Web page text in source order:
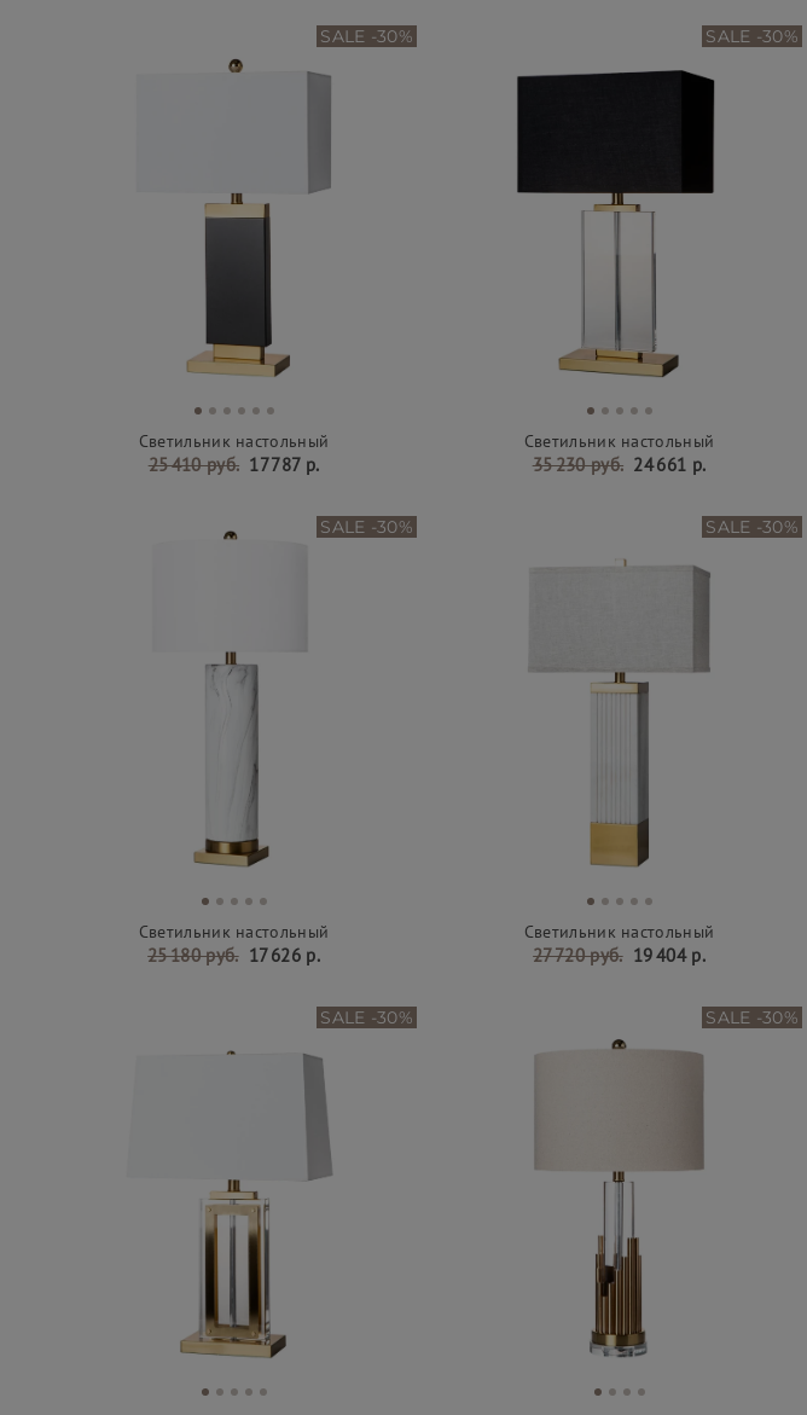
Светильник настольный
25 410 руб. 17 787 р.
SALE -30%
Светильник настольный
35 230 руб. 24 661 р.
SALE -30%
Светильник настольный
25 180 руб. 17 626 р.
SALE -30%
Светильник настольный
27 720 руб. 19 404 р.
SALE -30%
SALE -30% SALE -30%